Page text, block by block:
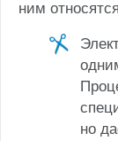
ним
но